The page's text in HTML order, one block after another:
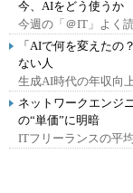
今、AIをどう使うか
今週の「＠IT」よく
「AIで何を変えたの
ない人
生成AI時代の年収向
ネットワークエンジ
の“単価”に明暗
ITフリーランスの平